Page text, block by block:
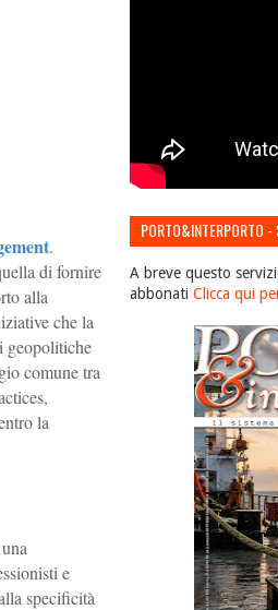
.
di fornire
alla
che la
geopolitiche
comune tra
la
e
specificità
PORTO&INTERPORTO
A breve questo
abbonati Clicca qui